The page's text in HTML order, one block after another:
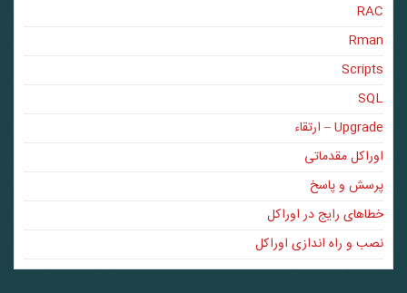
RAC
Rman
Scripts
SQL
Upgrade – ارتقاء
اوراکل مقدماتی
پرسش و پاسخ
خطاهای رایج در اوراکل
نصب و راه اندازی اوراکل